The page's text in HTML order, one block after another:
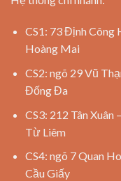
CS1: 73 Định Công
Hoàng Mai
CS2: ngõ 29 Vũ
Đống Đa
CS3: 212 Tân Xuân
Từ Liêm
CS4: ngõ 7 Quan
Cầu Giấy